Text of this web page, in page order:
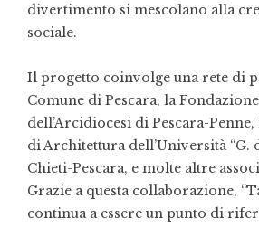
divertimento si mescolano alla
sociale.
Il progetto coinvolge una rete di
Comune di Pescara, la
dell’Arcidiocesi di Pescara-
di Architettura dell’Università “G.
Chieti-Pescara, e molte altre
Grazie a questa collaborazione,
continua a essere un punto di